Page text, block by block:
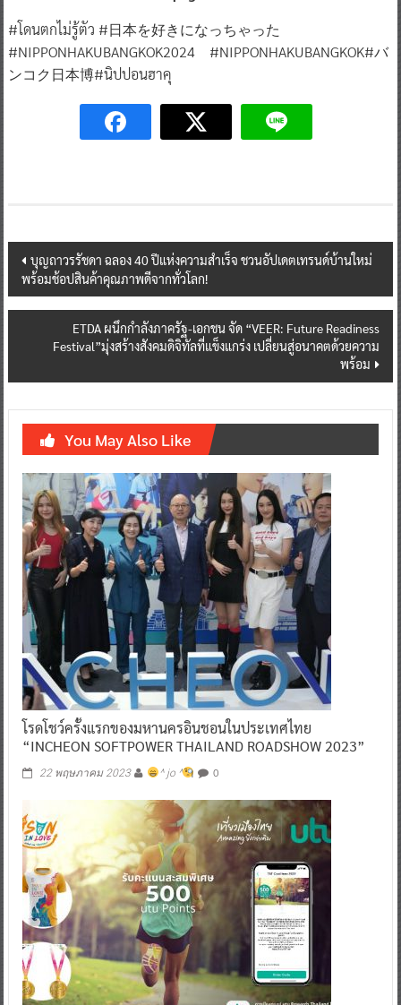
#โดนตกไม่รู้ตัว #日本を好きになっちゃった
#NIPPONHAKUBANGKOK2024 #NIPPONHAKUBANGKOK#バ
ンコク日本博#นิปปอนฮาคุ
Post
navigation
บุญถาวรรัชดา ฉลอง 40 ปีแห่งความสำเร็จ ชวนอัปเดตเทรนด์บ้านใหม่
พร้อมช้อปสินค้าคุณภาพดีจากทั่วโลก!
ETDA ผนึกกำลังภาครัฐ-เอกชน จัด “VEER: Future Readiness
Festival”มุ่งสร้างสังคมดิจิทัลที่แข็งแกร่ง เปลี่ยนสู่อนาคตด้วยความ
พร้อม
You May Also Like
โรดโชว์ครั้งแรกของมหานครอินชอนในประเทศไทย
“INCHEON SOFTPOWER THAILAND ROADSHOW 2023”
22 พฤษภาคม 2023 ^ jo ^ 0